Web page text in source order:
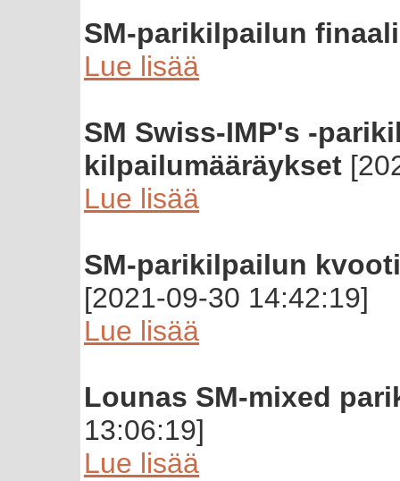
SM-parikilpailun
Lue lisää
SM Swiss-IMP's -
kilpailumääräykset
Lue lisää
SM-parikilpailun
[2021-09-30 14:42:19]
Lue lisää
Lounas SM-mixed
13:06:19]
Lue lisää